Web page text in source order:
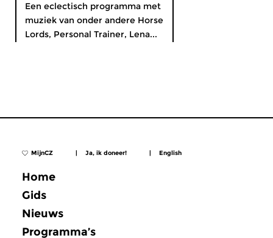
Een eclectisch programma met
muziek van onder andere Horse
Lords, Personal Trainer, Lena...
MijnCZ | Ja, ik doneer! | English
Home
Gids
Nieuws
Programma’s